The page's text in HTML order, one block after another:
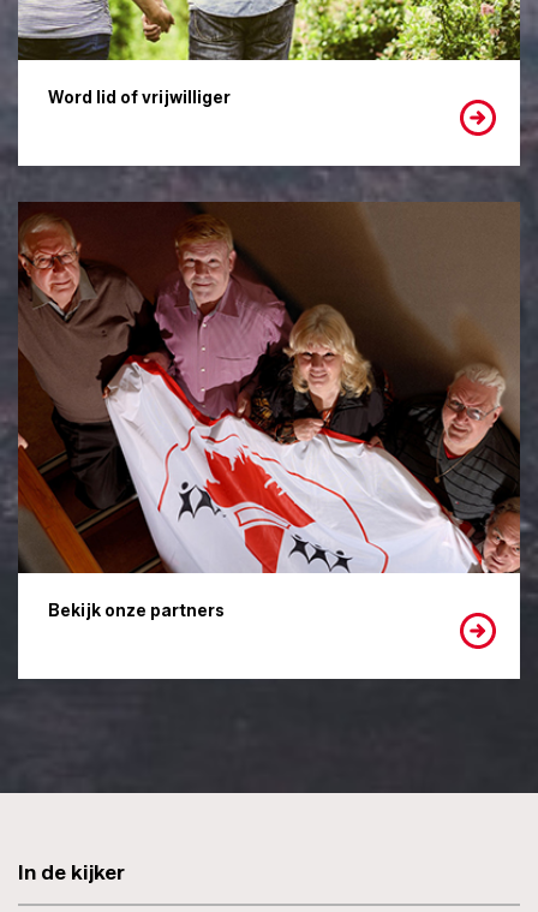
Word lid of vrijwilliger
Bekijk onze partners
In de kijker